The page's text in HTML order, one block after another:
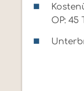
OP: 45